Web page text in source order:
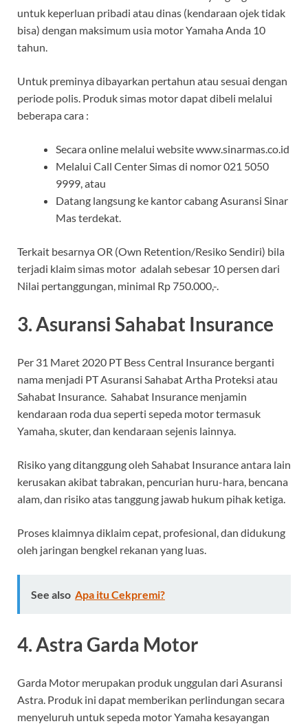
untuk keperluan pribadi atau dinas (kendaraan ojek tidak
bisa) dengan maksimum usia motor Yamaha Anda 10
tahun.
Untuk preminya dibayarkan pertahun atau sesuai dengan
periode polis. Produk simas motor dapat dibeli melalui
beberapa cara :
Secara online melalui website www.sinarmas.co.id
Melalui Call Center Simas di nomor 021 5050
9999, atau
Datang langsung ke kantor cabang Asuransi Sinar
Mas terdekat.
Terkait besarnya OR (Own Retention/Resiko Sendiri) bila
terjadi klaim simas motor adalah sebesar 10 persen dari
Nilai pertanggungan, minimal Rp 750.000,-.
3. Asuransi Sahabat Insurance
Per 31 Maret 2020 PT Bess Central Insurance berganti
nama menjadi PT Asuransi Sahabat Artha Proteksi atau
Sahabat Insurance. Sahabat Insurance menjamin
kendaraan roda dua seperti sepeda motor termasuk
Yamaha, skuter, dan kendaraan sejenis lainnya.
Risiko yang ditanggung oleh Sahabat Insurance antara lain
kerusakan akibat tabrakan, pencurian huru-hara, bencana
alam, dan risiko atas tanggung jawab hukum pihak ketiga.
Proses klaimnya diklaim cepat, profesional, dan didukung
oleh jaringan bengkel rekanan yang luas.
See also Apa itu Cekpremi?
4. Astra Garda Motor
Garda Motor merupakan produk unggulan dari Asuransi
Astra. Produk ini dapat memberikan perlindungan secara
menyeluruh untuk sepeda motor Yamaha kesayangan